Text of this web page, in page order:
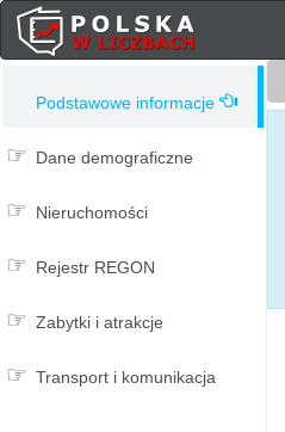
Podstawowe informacje
Dane demograficzne
Nieruchomości
Rejestr REGON
Zabytki i atrakcje
Transport i komunikacja